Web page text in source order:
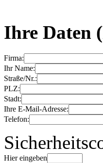
Ihre Daten
Firma:
Ihr Name:
Straße/Nr.:
PLZ:
Stadt:
Ihre E-Mail-Adresse:
Telefon:
Hier eingeben